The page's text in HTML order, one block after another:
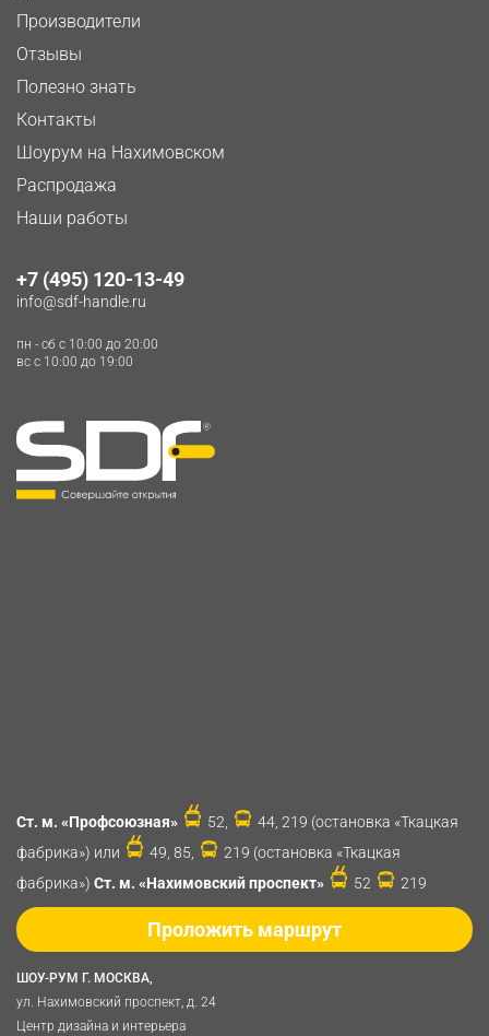
Производители
Отзывы
Полезно знать
Контакты
Шоурум на Нахимовском
Распродажа
Наши работы
+7 (495) 120-13-49
info@sdf-handle.ru
пн - сб c 10:00 до 20:00
вс c 10:00 до 19:00
ШОУ-РУМ Г. МОСКВА,
ул. Нахимовский проспект, д. 24
Центр дизайна и интерьера
Ст. м. «Профсоюзная» 52,
44, 219 (остановка «Ткацкая
фабрика») или
49, 85,
219 (остановка «Ткацкая
фабрика») Ст. м. «Нахимовский проспект» 52 219
Проложить маршрут